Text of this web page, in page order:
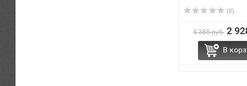
(0)
5 385 руб. 2
В